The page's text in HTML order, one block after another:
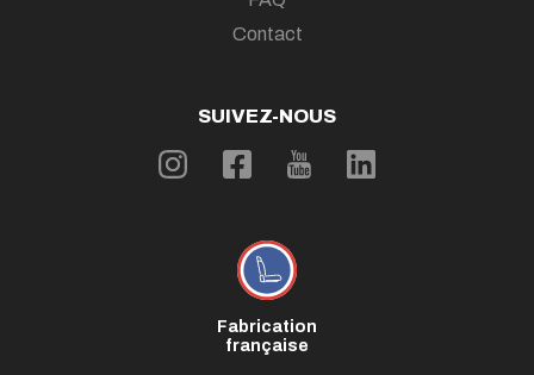
Contact
SUIVEZ-NOUS
Fabrication
française